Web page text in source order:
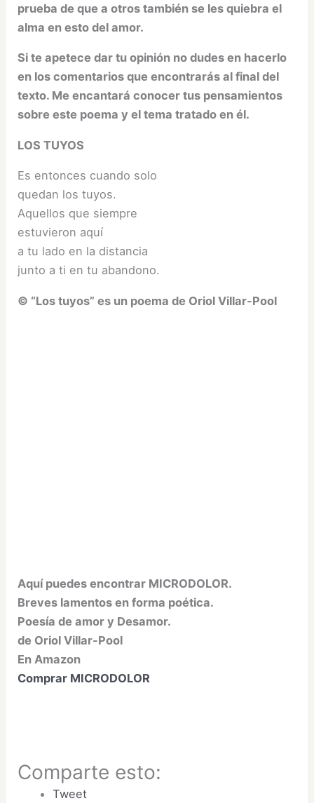
prueba de que a otros también se les quiebra el
alma en esto del amor.
Si te apetece dar tu opinión no dudes en hacerlo
en los comentarios que encontrarás al final del
texto. Me encantará conocer tus pensamientos
sobre este poema y el tema tratado en él.
LOS TUYOS
Es entonces cuando solo
quedan los tuyos.
Aquellos que siempre
estuvieron aquí
a tu lado en la distancia
junto a ti en tu abandono.
© “Los tuyos” es un poema de Oriol Villar-Pool
Aquí puedes encontrar MICRODOLOR.
Breves lamentos en forma poética.
Poesía de amor y Desamor.
de Oriol Villar-Pool
En Amazon
Comprar MICRODOLOR
Comparte esto:
Tweet